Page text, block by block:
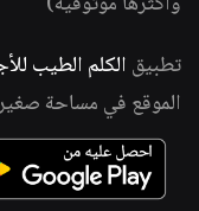
تطبيق الكلم الطيب
الموقع في مساحة